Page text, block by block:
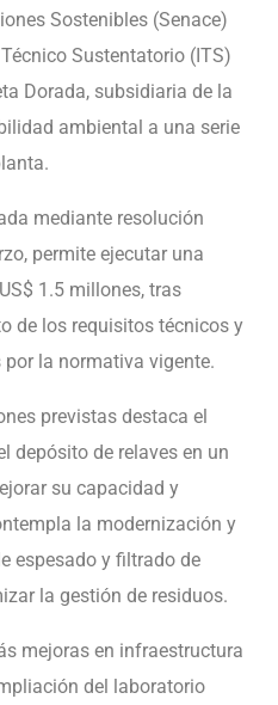
Sostenibles (Senace)
Sustentatorio (ITS)
Dorada, subsidiaria de la
ambiental a una serie
mediante resolución
permite ejecutar una
1.5 millones, tras
de los requisitos técnicos y
la normativa vigente.
previstas destaca el
depósito de relaves en un
su capacidad y
la modernización y
espesado y filtrado de
la gestión de residuos.
mejoras en infraestructura
del laboratorio